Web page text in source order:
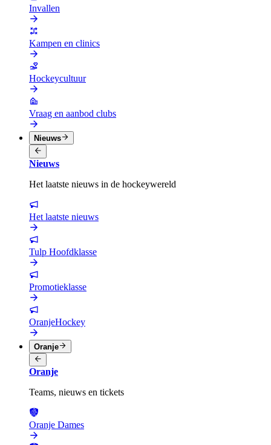
Invallen
Kampen en clinics
Hockeycultuur
Vraag en aanbod clubs
Nieuws
Nieuws
Het laatste nieuws in de hockeywereld
Het laatste nieuws
Tulp Hoofdklasse
Promotieklasse
OranjeHockey
Oranje
Oranje
Teams, nieuws en tickets
Oranje Dames